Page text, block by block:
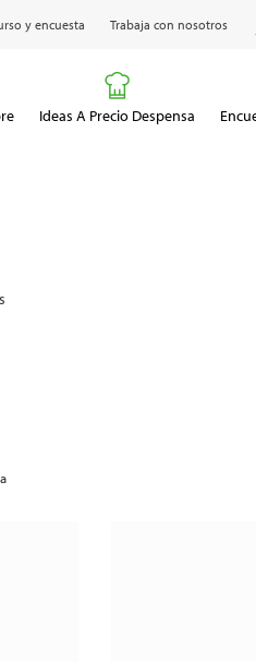
y encuesta Trabaja con nosotros
Ideas A Precio Despensa